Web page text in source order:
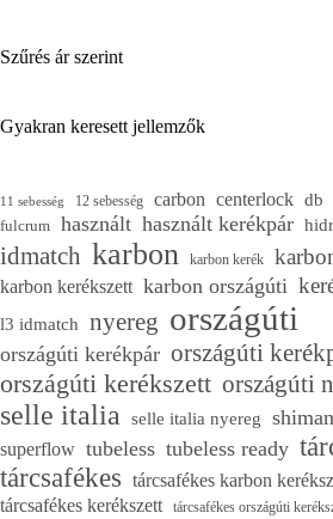
Szűrés ár szerint
Gyakran keresett jellemzők
11 sebesség 12 sebesség carbon centerlock db
fulcrum használt használt kerékpár
idmatch karbon karbon kerék
karbon kerékszett karbon országúti
l3 idmatch nyereg országúti
országúti kerékpár országúti
országúti kerékszett országúti
selle italia selle italia nyereg
superflow tubeless tubeless ready
tárcsafékes tárcsafékes karbon
tárcsafékes kerékszett tárcsafékes országúti